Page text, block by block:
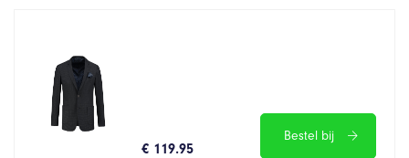
€ 119.95
Bestel bij